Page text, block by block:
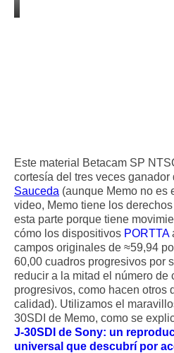
Este material Betacam SP
cortesía del tres veces ganador
Sauceda (aunque Memo no es
video, Memo tiene los
esta parte porque tiene
cómo los dispositivos PORTTA
campos originales de ≈59,94
60,00 cuadros progresivos por
reducir a la mitad el número de
progresivos, como hacen otros
calidad). Utilizamos el
30SDI de Memo, como se
J-30SDI de Sony: un
universal que descubrí por